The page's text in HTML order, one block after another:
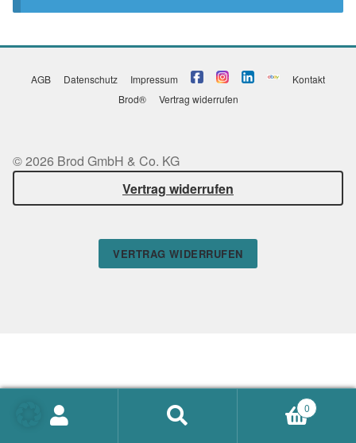
AGB Datenschutz Impressum
Kontakt
Brod®
Vertrag widerrufen
© 2026 Brod GmbH & Co. KG
Vertrag widerrufen
VERTRAG WIDERRUFEN
SUCHEN
0